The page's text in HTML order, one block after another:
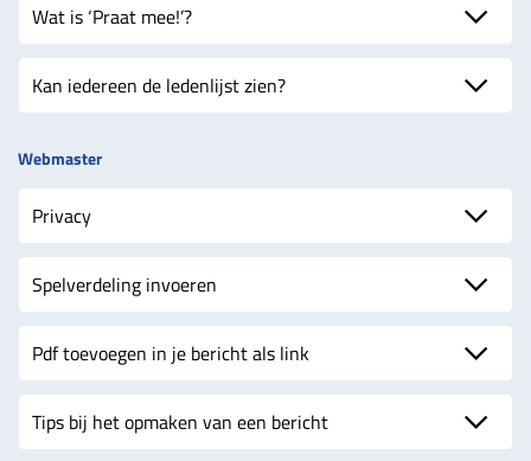
Wat is ‘Praat mee!’?
Kan iedereen de ledenlijst zien?
Webmaster
Privacy
Spelverdeling invoeren
Pdf toevoegen in je bericht als link
Tips bij het opmaken van een bericht